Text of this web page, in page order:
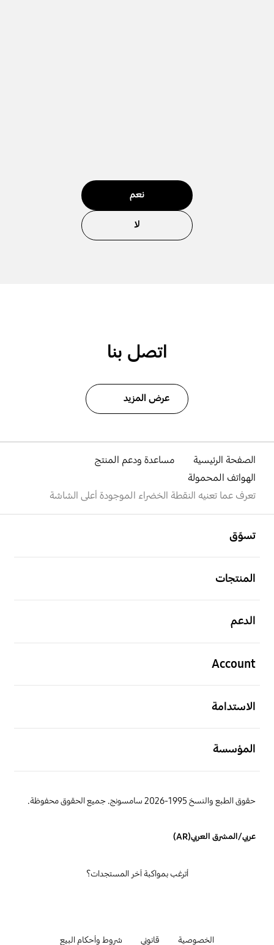
نعم
لا
اتصل بنا
عرض المزيد
الصفحة الرئيسية
مساعدة ودعم المنتج
الهواتف المحمولة
تعرف عما تعنيه النقطة الخضراء الموجودة أعلى الشاشة
تسوّق
المنتجات
الدعم
Account
الاستدامة
المؤسسة
حقوق الطبع والنسخ 1995-2026 سامسونج. جميع الحقوق محفوظة.
عربي/المشرق العربي(AR)
الخصوصية قانوني شروط وأحكام البيع
أترغب بمواكبة آخر المستجدات؟